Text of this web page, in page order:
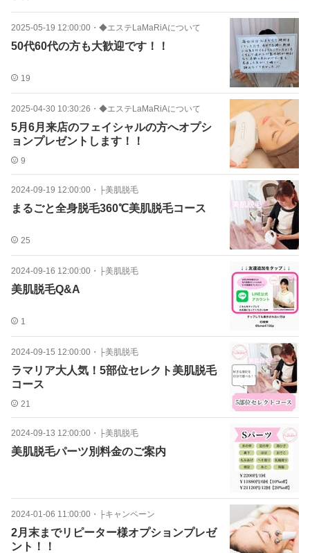
2025-05-19 12:00:00 ・ ◆エステLaMaRiAについて
50代60代の方も大歓迎です！！
19
2025-04-30 10:30:26 ・ ◆エステLaMaRiAについて
5月6月来店のフェイシャルの方へオプシ
ョンプレゼントします！！
9
2024-09-19 12:00:00 ・ ├美肌脱毛
まるごと全身脱毛360℃美肌脱毛コース
25
2024-09-16 12:00:00 ・ ├美肌脱毛
美肌脱毛Q&A
1
2024-09-15 12:00:00 ・ ├美肌脱毛
ラマリア大人気！5部位セレクト美肌脱毛
コース
21
2024-09-13 12:00:00 ・ ├美肌脱毛
美肌脱毛パーツ別料金のご案内
2024-01-06 11:00:00 ・ ├キャンペーン
2月末までリピーター様オプションプレゼ
ント！！